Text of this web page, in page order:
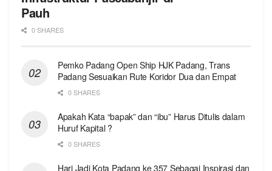
Pauh
0 SHARES
Pemko Padang Open Ship HJK Padang, Trans
Padang Sesuaikan Rute Koridor Dua dan Empat
0 SHARES
Apakah Kata “bapak” dan “ibu” Harus Ditulis dalam
Huruf Kapital ?
0 SHARES
Hari Jadi Kota Padang ke 357 Sebagai Inspirasi dan